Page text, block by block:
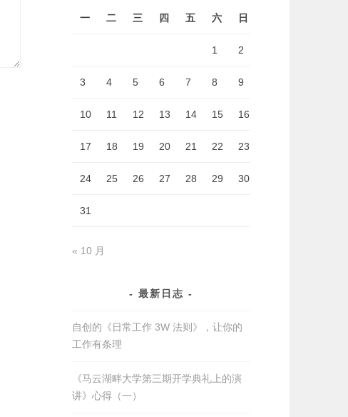
一 二 三 四 五 六 日
1 2
3 4 5 6 7 8 9
10 11 12 13 14 15 16
17 18 19 20 21 22 23
24 25 26 27 28 29 30
31
« 10 月
最新日志
自创的《日常工作 3W 法则》，让你的
工作有条理
《马云湖畔大学第三期开学典礼上的演
讲》心得（一）